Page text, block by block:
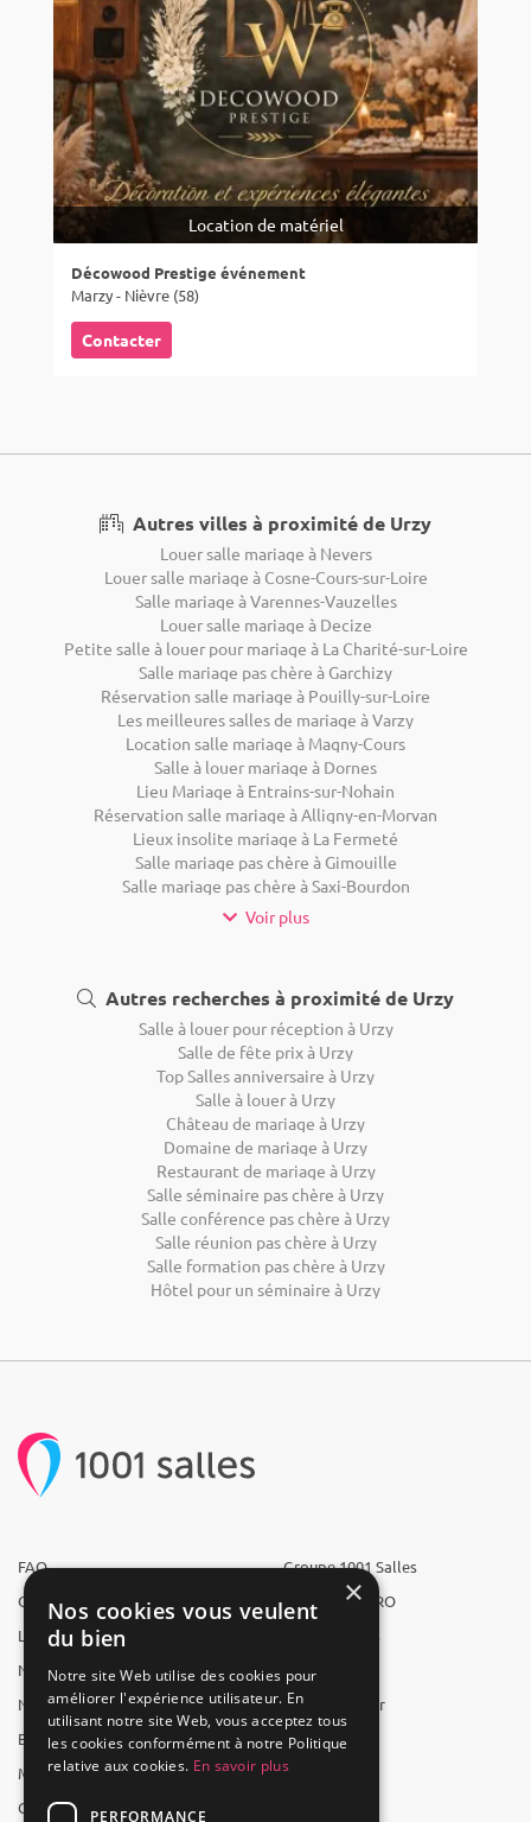
Location de matériel
Décowood Prestige événement
Marzy - Nièvre (58)
Contacter
Autres villes à proximité de Urzy
Louer salle mariage à Nevers
Louer salle mariage à Cosne-Cours-sur-Loire
Salle mariage à Varennes-Vauzelles
Louer salle mariage à Decize
Petite salle à louer pour mariage à La Charité-sur-Loire
Salle mariage pas chère à Garchizy
Réservation salle mariage à Pouilly-sur-Loire
Les meilleures salles de mariage à Varzy
Location salle mariage à Magny-Cours
Salle à louer mariage à Dornes
Lieu Mariage à Entrains-sur-Nohain
Réservation salle mariage à Alligny-en-Morvan
Lieux insolite mariage à La Fermeté
Salle mariage pas chère à Gimouille
Salle mariage pas chère à Saxi-Bourdon
Voir plus
Autres recherches à proximité de Urzy
Salle à louer pour réception à Urzy
Salle de fête prix à Urzy
Top Salles anniversaire à Urzy
Salle à louer à Urzy
Château de mariage à Urzy
Domaine de mariage à Urzy
Restaurant de mariage à Urzy
Salle séminaire pas chère à Urzy
Salle conférence pas chère à Urzy
Salle réunion pas chère à Urzy
Salle formation pas chère à Urzy
Hôtel pour un séminaire à Urzy
FAQ
Qui sommes-nous ?
L'équipe
Nous recrutons
Nos partenaires
Espace presse
Mentions légales
CGV
Groupe 1001 Salles
1001 Salles PRO
1001 Traiteurs
1001 Artistes
Reserverunbar
MP2
×
Nos cookies vous veulent
du bien
Notre site Web utilise des cookies pour
améliorer l'expérience utilisateur. En
utilisant notre site Web, vous acceptez tous
les cookies conformément à notre Politique
relative aux cookies. En savoir plus
PERFORMANCE